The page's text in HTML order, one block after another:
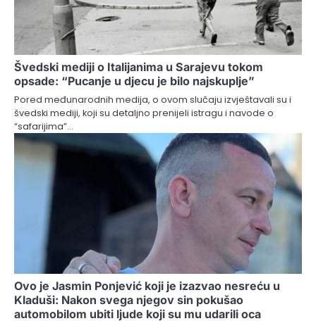
Švedski mediji o Italijanima u Sarajevu tokom
opsade: “Pucanje u djecu je bilo najskuplje”
Pored međunarodnih medija, o ovom slučaju izvještavali su i
švedski mediji, koji su detaljno prenijeli istragu i navode o
“safarijima”…
Ovo je Jasmin Ponjević koji je izazvao nesreću u
Kladuši: Nakon svega njegov sin pokušao
automobilom ubiti ljude koji su mu udarili oca